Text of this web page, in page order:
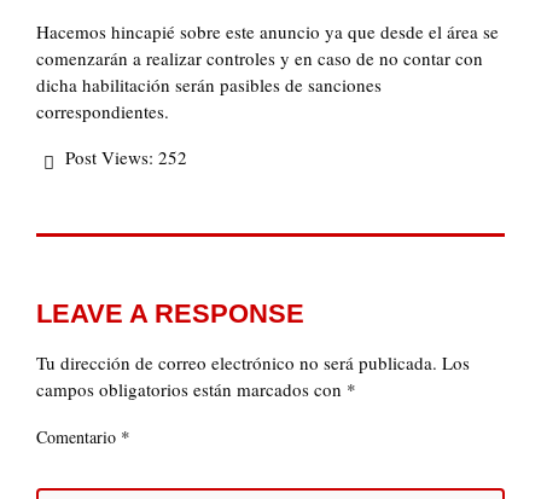
Hacemos hincapié sobre este anuncio ya que desde el área se
comenzarán a realizar controles y en caso de no contar con
dicha habilitación serán pasibles de sanciones
correspondientes.
Post Views: 252
LEAVE A RESPONSE
Tu dirección de correo electrónico no será publicada. Los
campos obligatorios están marcados con *
Comentario *